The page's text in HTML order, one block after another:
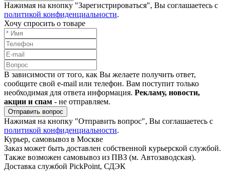
Нажимая на кнопку "Зарегистрироваться", Вы соглашаетесь с
политикой конфиденциальности.
Хочу спросить о товаре
В зависимости от того, как Вы желаете получить ответ,
сообщите свой e-mail или телефон. Вам поступит только
необходимая для ответа информация. Рекламу, новости,
акции и спам - не отправляем.
Отправить вопрос
Нажимая на кнопку "Отправить вопрос", Вы соглашаетесь с
политикой конфиденциальности.
Курьер, самовывоз в Москве
Заказ может быть доставлен собственной курьерской службой.
Также возможен самовывоз из ПВЗ (м. Автозаводская).
Доставка службой PickPoint, СДЭК